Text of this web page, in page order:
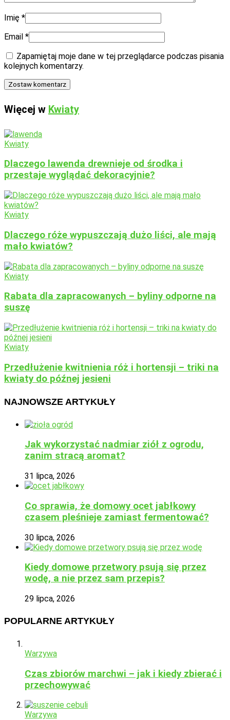
Imię *
Email *
Zapamiętaj moje dane w tej przeglądarce podczas pisania
kolejnych komentarzy.
Więcej w Kwiaty
Kwiaty
Dlaczego lawenda drewnieje od środka i
przestaje wyglądać dekoracyjnie?
Kwiaty
Dlaczego róże wypuszczają dużo liści, ale mają
mało kwiatów?
Kwiaty
Rabata dla zapracowanych – byliny odporne na
suszę
Kwiaty
Przedłużenie kwitnienia róż i hortensji – triki na
kwiaty do późnej jesieni
NAJNOWSZE ARTYKUŁY
Jak wykorzystać nadmiar ziół z ogrodu,
zanim stracą aromat?
31 lipca, 2026
Co sprawia, że domowy ocet jabłkowy
czasem pleśnieje zamiast fermentować?
30 lipca, 2026
Kiedy domowe przetwory psują się przez
wodę, a nie przez sam przepis?
29 lipca, 2026
POPULARNE ARTYKUŁY
Warzywa
Czas zbiorów marchwi – jak i kiedy zbierać i
przechowywać
Warzywa